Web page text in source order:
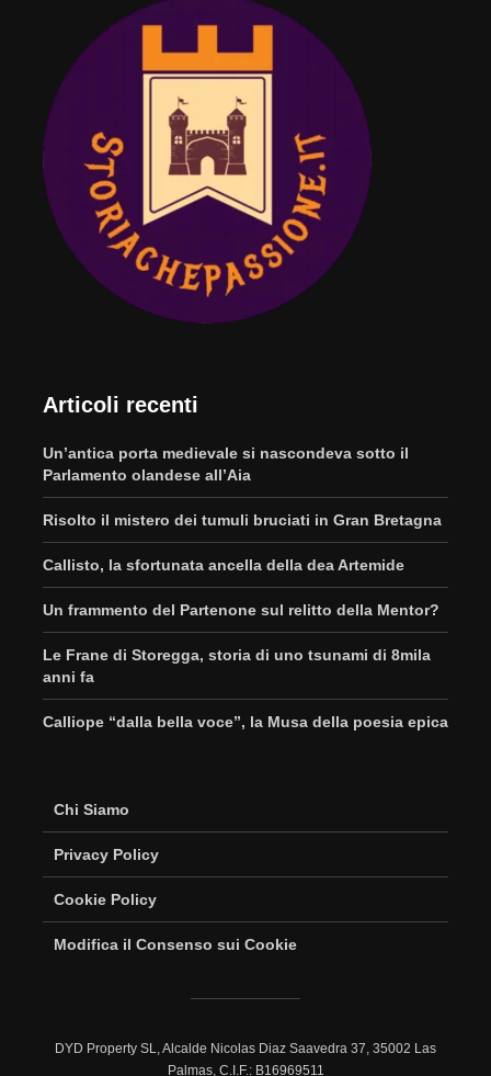
Articoli recenti
Un’antica porta medievale si nascondeva sotto il
Parlamento olandese all’Aia
Risolto il mistero dei tumuli bruciati in Gran Bretagna
Callisto, la sfortunata ancella della dea Artemide
Un frammento del Partenone sul relitto della Mentor?
Le Frane di Storegga, storia di uno tsunami di 8mila
anni fa
Calliope “dalla bella voce”, la Musa della poesia epica
Chi Siamo
Privacy Policy
Cookie Policy
Modifica il Consenso sui Cookie
DYD Property SL, Alcalde Nicolas Diaz Saavedra 37, 35002 Las
Palmas, C.I.F.: B16969511